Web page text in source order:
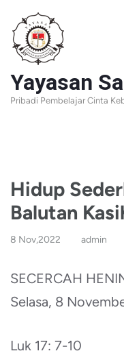
Lompat
ke
konten
(Tekan
Enter)
Yayasan
Pribadi Pembelajar Cinta
Hidup
Balutan
8 Nov,2022 admin
SECERCAH
Selasa, 8
Luk 17: 7-10